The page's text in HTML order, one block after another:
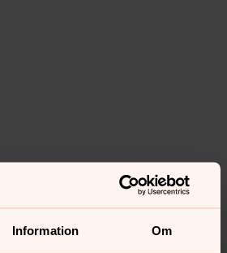
Information Om